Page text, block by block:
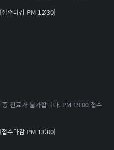
수마감 PM 12:30)
진료가 불가합니다. PM 19:00 접수
수마감 PM 13:00)